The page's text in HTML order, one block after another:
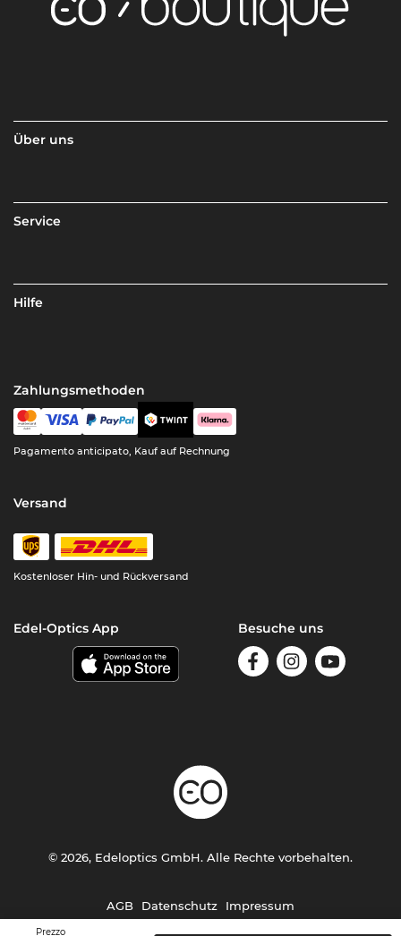
Prezzo
Über uns
Service
Hilfe
Zahlungsmethoden
Pagamento anticipato, Kauf auf Rechnung
Versand
Kostenloser Hin- und Rückversand
Edel-Optics App Besuche uns
AGB Datenschutz Impressum
© 2026, Edeloptics GmbH. Alle Rechte vorbehalten.